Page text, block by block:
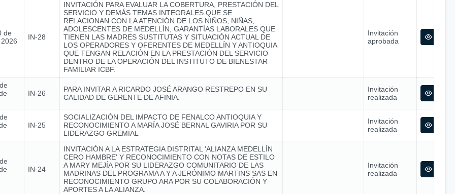
de
IN-28
INVITACIÓN PARA EVALUAR LA COBERTURA, PRESTACIÓN DEL
SERVICIO Y DEMÁS TEMAS INTEGRALES QUE SE
RELACIONAN CON LA ATENCIÓN DE LOS NIÑOS, NIÑAS,
ADOLESCENTES DE MEDELLÍN, GARANTÍAS LABORALES QUE
TIENEN LAS MADRES SUSTITUTAS Y SITUACIÓN ACTUAL DE
LOS OPERADORES Y OFERENTES DE MEDELLÍN Y ANTIOQUIA
QUE TENGAN RELACIÓN EN LA PRESTACIÓN DEL SERVICIO
DENTRO DE LA OPERACIÓN DEL INSTITUTO DE BIENESTAR
FAMILIAR ICBF.
Invitación
aprobada
IN-26
PARA INVITAR A RICARDO JOSÉ ARANGO RESTREPO EN SU
CALIDAD DE GERENTE DE AFINIA.
Invitación
realizada
IN-25
SOCIALIZACIÓN DEL IMPACTO DE FENALCO ANTIOQUIA Y
RECONOCIMIENTO A MARÍA JOSÉ BERNAL GAVIRIA POR SU
LIDERAZGO GREMIAL
Invitación
realizada
IN-24
INVITACIÓN A LA ESTRATEGIA DISTRITAL 'ALIANZA MEDELLÍN
CERO HAMBRE' Y RECONOCIMIENTO CON NOTAS DE ESTILO
A MARY MEJÍA POR SU LIDERAZGO COMUNITARIO DE LAS
MADRINAS DEL PROGRAMA A Y A JERÓNIMO MARTINS SAS EN
RECONOCIMIENTO GRUPO ARA POR SU COLABORACIÓN Y
APORTES A LA ALIANZA.
Invitación
realizada